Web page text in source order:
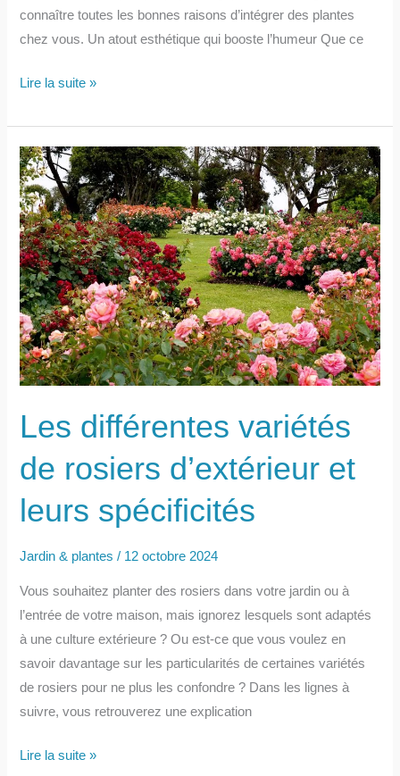
connaître toutes les bonnes raisons d’intégrer des plantes
chez vous. Un atout esthétique qui booste l’humeur Que ce
Les
d’intérieur
sont-
elles
bénéfiques
pour
le
bien-
être
et
la
santé ?
Lire la suite »
Les différentes variétés
de rosiers d’extérieur et
leurs spécificités
Jardin & plantes / 12 octobre 2024
Vous souhaitez planter des rosiers dans votre jardin ou à
l’entrée de votre maison, mais ignorez lesquels sont adaptés
à une culture extérieure ? Ou est-ce que vous voulez en
savoir davantage sur les particularités de certaines variétés
de rosiers pour ne plus les confondre ? Dans les lignes à
suivre, vous retrouverez une explication
Les
Lire la suite »